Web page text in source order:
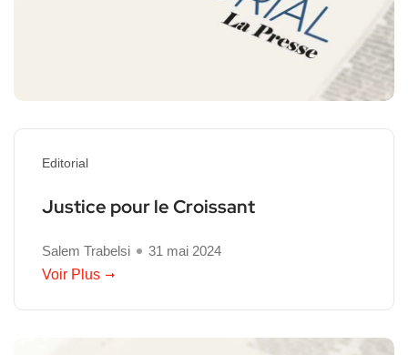
Editorial
Justice pour le Croissant
Salem Trabelsi
31 mai 2024
Voir Plus